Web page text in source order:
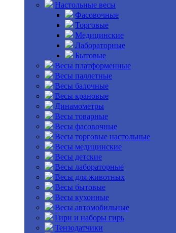
Настольные весы
Фасовочные
Торговые
Медицинские
Лабораторные
Бытовые
Весы платформенные
Весы паллетные
Весы балочные
Весы крановые
Динамометры
Весы товарные
Весы фасовочные
Весы торговые настольные
Весы медицинские
Весы детские
Весы лабораторные
Весы для животных
Весы бытовые
Весы кухонные
Весы автомобильные
Гири и наборы гирь
Тензодатчики